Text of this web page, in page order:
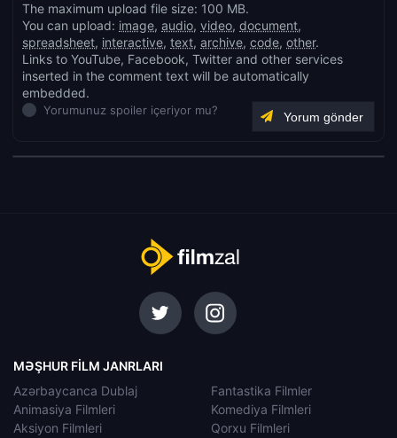
The maximum upload file size: 100 MB.
You can upload: image, audio, video, document,
spreadsheet, interactive, text, archive, code, other.
Links to YouTube, Facebook, Twitter and other services
inserted in the comment text will be automatically
embedded.
Yorumunuz spoiler içeriyor mu?
MƏŞHUR FILM JANRLARI
Azərbaycanca Dublaj
Animasiya Filmleri
Aksiyon Filmleri
Fantastika Filmler
Komediya Filmleri
Qorxu Filmleri